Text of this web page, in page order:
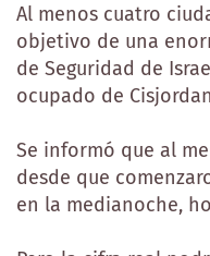
Al menos cuatro
objetivo de una
de Seguridad de
ocupado de
Se informó que al
desde que
en la medianoche,